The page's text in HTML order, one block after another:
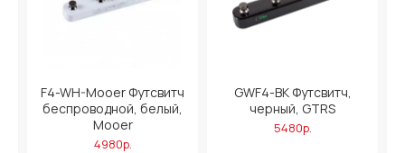
F4-WH-Mooer Футсвитч
беспроводной, белый,
Mooer
4980р.
GWF4-BK Футсвитч,
черный, GTRS
5480р.